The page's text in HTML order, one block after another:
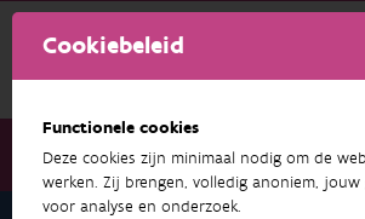
Cookiebeleid
Functionele cookies
Deze cookies zijn minimaal nodig om de
werken. Zij brengen, volledig anoniem,
voor analyse en onderzoek.